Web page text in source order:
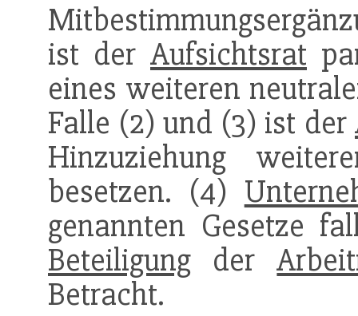
ist der Aufsichtsrat
eines weiteren
Falle (2) und (3) ist der
Hinzuziehung
besetzen. (4)
genannten Gesetze
Beteiligung der
Betracht.